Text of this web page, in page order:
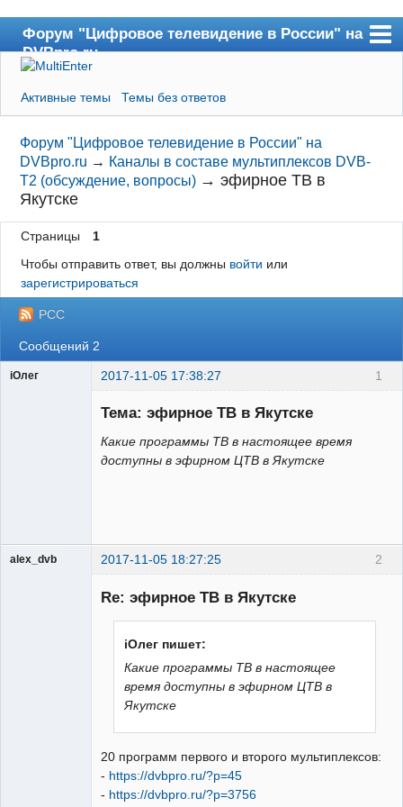
Форум "Цифровое телевидение в России" на
DVBpro.ru
Форум
Сайт DVBpro.ru
Поиск
Регистрация
Вход
Активные темы Темы без ответов
Форум "Цифровое телевидение в России" на
DVBpro.ru → Каналы в составе мультиплексов DVB-
T2 (обсуждение, вопросы) →эфирное ТВ в
Якутске
Страницы
1
Чтобы отправить ответ, вы должны войти или
зарегистрироваться
РСС
Сообщений 2
1
iОлег 2017-11-05 17:38:27
Тема: эфирное ТВ в Якутске
Какие программы ТВ в настоящее время
доступны в эфирном ЦТВ в Якутске
2
alex_dvb 2017-11-05 18:27:25
Re: эфирное ТВ в Якутске
iОлег пишет:
Какие программы ТВ в настоящее
время доступны в эфирном ЦТВ в
Якутске
20 программ первого и второго мультиплексов:
- https://dvbpro.ru/?p=45
- https://dvbpro.ru/?p=3756